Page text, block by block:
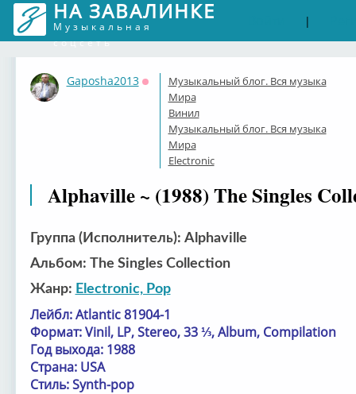
НА ЗАВАЛИНКЕ
Музыкальная
соцсеть
|
Gaposha2013
Оффлайн
Музыкальный блог. Вся музыка
Мира
Винил
Музыкальный блог. Вся музыка
Мира
Electronic
Alphaville ~ (1988) The Singles
Группа (Исполнитель): Alphaville
Альбом: The Singles Collection
Жанр: Electronic, Pop
Лейбл: Atlantic 81904-1
Формат: Vinil, LP, Stereo, 33 ⅓, Album, Compilation
Год выхода: 1988
Страна: USA
Стиль: Synth-pop